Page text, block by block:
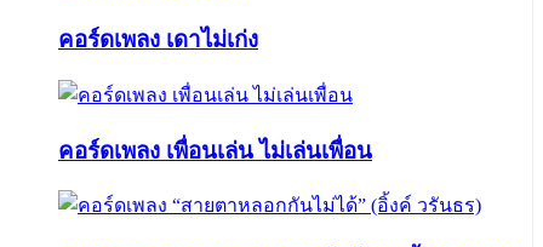
คอร์ดเพลง เดาไม่เก่ง
คอร์ดเพลง เพื่อนเล่น ไม่เล่นเพื่อน